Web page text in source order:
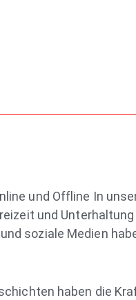
und Offline In
und
soziale Medien
haben die